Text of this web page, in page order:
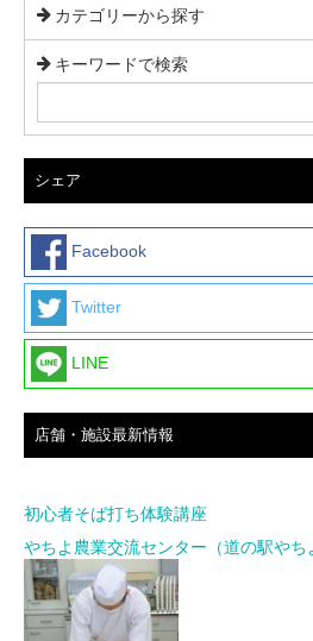
カテゴリーから探す
キーワードで検索
シェア
Facebook
Twitter
LINE
店舗・施設最新情報
初心者そば打ち体験講座
やちよ農業交流センター（道の駅やち